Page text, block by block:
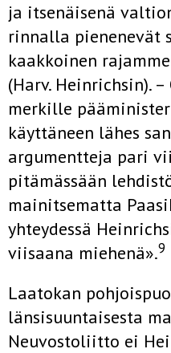
ja itsenäisenä
rinnalla pienenevät
kaakkoinen
(Harv. Heinrichsin).
merkille
käyttäneen lähes
argumentteja pari
pitämässään
mainitsematta
yhteydessä
viisaana miehenä».9
Laatokan
länsisuuntaisesta
Neuvostoliitto ei